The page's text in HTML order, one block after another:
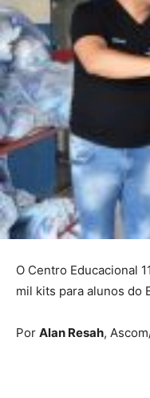
O Centro Educacional
mil kits para alunos do
Por Alan Resah,